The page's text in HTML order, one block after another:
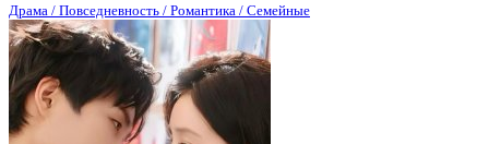
Драма / Повседневность / Романтика / Семейные